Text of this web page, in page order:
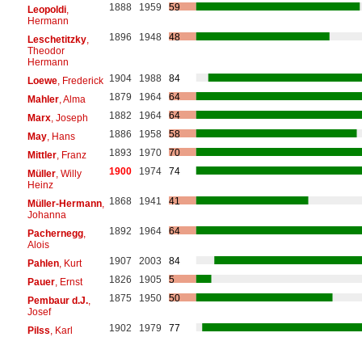
Leopoldi,
Hermann
1888 1959 59
Leschetitzky,
Theodor
Hermann
1896 1948 48
Loewe, Frederick 1904 1988
84
Mahler, Alma 1879 1964
64
Marx, Joseph 1882 1964
64
May, Hans 1886 1958
58
Mittler, Franz 1893 1970
70
Müller, Willy
Heinz
1900 1974 74
Müller-Hermann,
Johanna
1868 1941 41
Pachernegg,
Alois
1892 1964 64
Pahlen, Kurt 1907 2003
84
Pauer, Ernst 1826 1905
5
Pembaur d.J.,
Josef
1875 1950 50
Pilss , Karl 1902 1979
77